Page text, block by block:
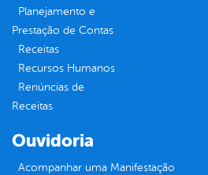
Planejamento e
Prestação de Contas
Receitas
Recursos Humanos
Renúncias de
Receitas
Ouvidoria
Acompanhar uma Manifestação